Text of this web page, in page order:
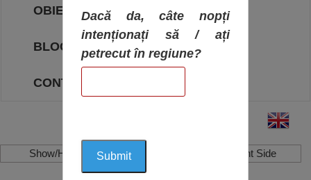
OBIECTIVE
BLOG
CONTACT
Show/Hide Left Side Show/Hide Right Side
Dacă da, câte nopți
intenționați să / ați
petrecut în regiune?